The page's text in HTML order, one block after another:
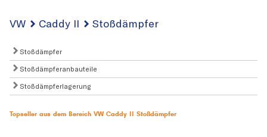
VW Caddy II Stoßdämpfer
Stoßdämpfer
Stoßdämpferanbauteile
Stoßdämpferlagerung
Topseller aus dem Bereich VW Caddy II Stoßdämpfer